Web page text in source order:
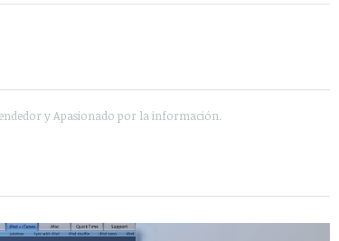
y Apasionado por la información.